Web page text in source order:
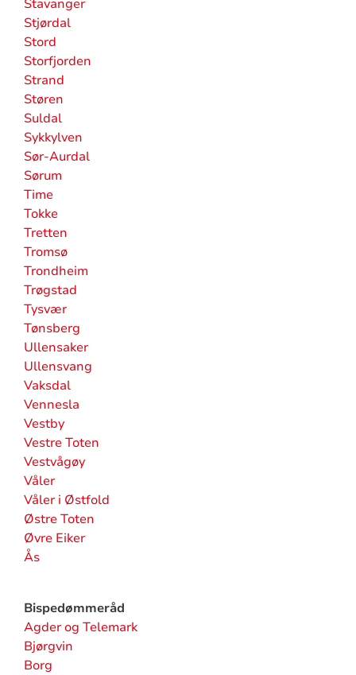
Stavanger
Stjørdal
Stord
Storfjorden
Strand
Støren
Suldal
Sykkylven
Sør-Aurdal
Sørum
Time
Tokke
Tretten
Tromsø
Trondheim
Trøgstad
Tysvær
Tønsberg
Ullensaker
Ullensvang
Vaksdal
Vennesla
Vestby
Vestre Toten
Vestvågøy
Våler
Våler i Østfold
Østre Toten
Øvre Eiker
Ås
Bispedømmeråd
Agder og Telemark
Bjørgvin
Borg